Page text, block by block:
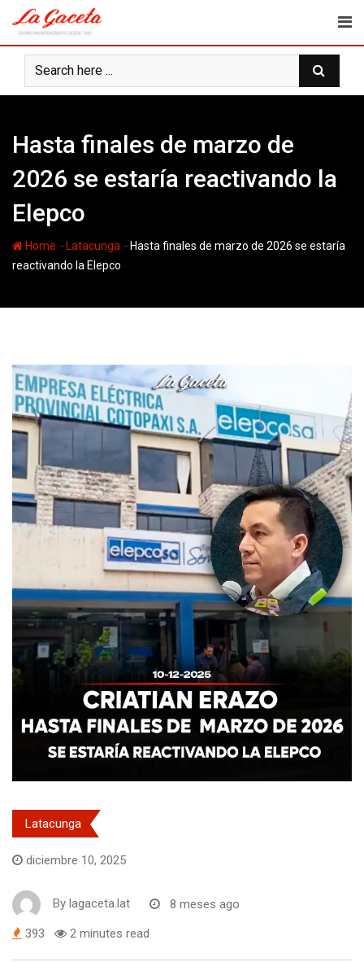
content
Hasta finales de marzo de
2026 se estaría reactivando la
Elepco
Home - Latacunga - Hasta finales de marzo de 2026 se estaría
reactivando la Elepco
Latacunga
diciembre 10, 2025
By lagaceta.lat 8 meses ago
393 2 minutes read